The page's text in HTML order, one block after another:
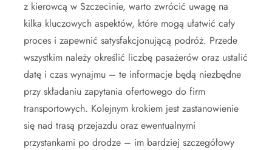
z kierowcą w Szczecinie, warto zwrócić uwagę na
kilka kluczowych aspektów, które mogą ułatwić cały
proces i zapewnić satysfakcjonującą podróż. Przede
wszystkim należy określić liczbę pasażerów oraz ustalić
datę i czas wynajmu – te informacje będą niezbędne
przy składaniu zapytania ofertowego do firm
transportowych. Kolejnym krokiem jest zastanowienie
się nad trasą przejazdu oraz ewentualnymi
przystankami po drodze – im bardziej szczegółowy